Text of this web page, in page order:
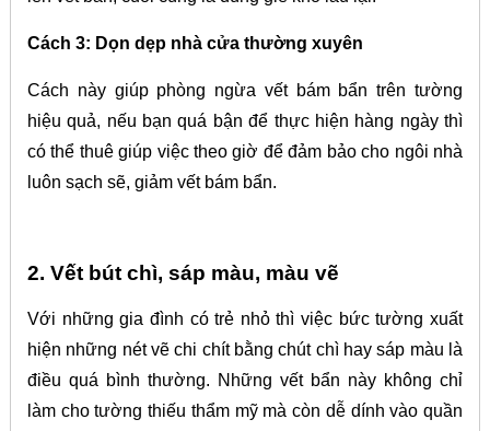
Cách 3: Dọn dẹp nhà cửa thường xuyên
Cách này giúp phòng ngừa vết bám bẩn trên tường
hiệu quả, nếu bạn quá bận để thực hiện hàng ngày thì
có thể thuê giúp việc theo giờ để đảm bảo cho ngôi nhà
luôn sạch sẽ, giảm vết bám bẩn.
2. Vết bút chì, sáp màu, màu vẽ
Với những gia đình có trẻ nhỏ thì việc bức tường xuất
hiện những nét vẽ chi chít bằng chút chì hay sáp màu là
điều quá bình thường. Những vết bẩn này không chỉ
làm cho tường thiếu thẩm mỹ mà còn dễ dính vào quần